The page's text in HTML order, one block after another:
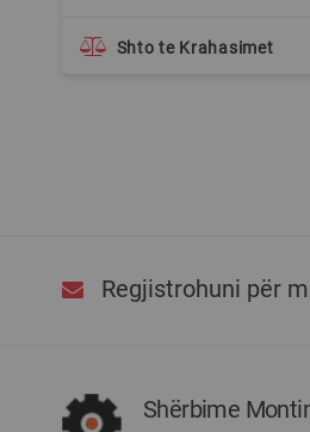
Shto te Krahasimet
Regjistrohuni për
Shërbime